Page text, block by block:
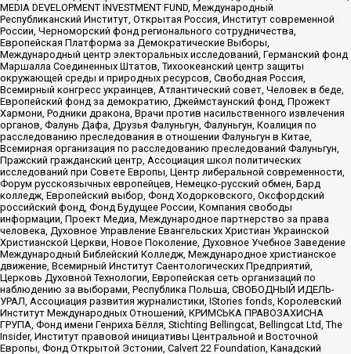
MEDIA DEVELOPMENT INVESTMENT FUND, Международный
Республиканский Институт, Открытая Россия, Институт современной
России, Черноморский фонд регионального сотрудничества,
Европейская Платформа за Демократические Выборы,
Международный центр электоральных исследований, Германский фонд
Маршалла Соединенных Штатов, Тихоокеанский центр защиты
окружающей среды и природных ресурсов, Свободная Россия,
Всемирный конгресс украинцев, Атлантический совет, Человек в беде,
Европейский фонд за демократию, Джеймстаунский фонд, Прожект
Хармони, Родники дракона, Врачи против насильственного извлечения
органов, Фалунь Дафа, Друзья Фалуньгун, Фалуньгун, Коалиция по
расследованию преследования в отношении Фалуньгун в Китае,
Всемирная организация по расследованию преследований Фалуньгун,
Пражский гражданский центр, Ассоциация школ политических
исследований при Совете Европы, Центр либеральной современности,
Форум русскоязычных европейцев, Немецко-русский обмен, Бард
колледж, Европейский выбор, Фонд Ходорковского, Оксфордский
российский фонд, Фонд Будущее России, Компания свободы
информации, Проект Медиа, Международное партнерство за права
человека, Духовное Управление Евангельских Христиан Украинской
Христианской Церкви, Новое Поколение, Духовное Учебное Заведение
Международный Библейский Колледж, Международное христианское
движение, Всемирный Институт Саентологических Предприятий,
Церковь Духовной Технологии, Европейская сеть организаций по
наблюдению за выборами, Республика Польша, СВОБОДНЫЙ ИДЕЛЬ-
УРАЛ, Ассоциация развития журналистики, IStories fonds, Королевский
Институт Международных Отношений, КРИМСЬКА ПРАВОЗАХИСНА
ГРУПА, Фонд имени Генриха Бёлля, Stichting Bellingcat, Bellingcat Ltd, The
Insider, Институт правовой инициативы Центральной и Восточной
Европы, Фонд Открытой Эстонии, Calvert 22 Foundation, Канадский